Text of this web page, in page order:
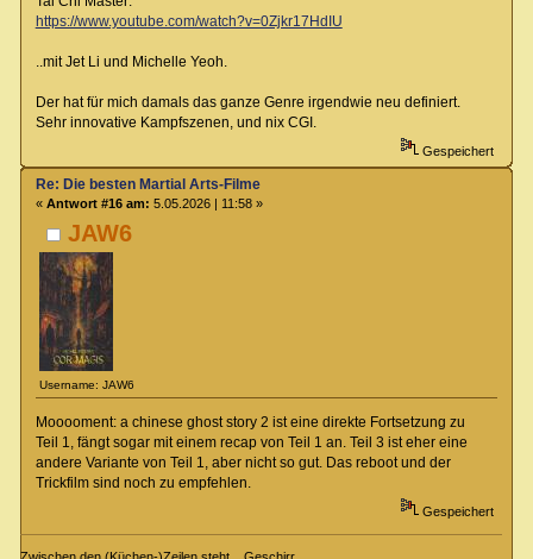
https://www.youtube.com/watch?v=0Zjkr17HdIU
..mit Jet Li und Michelle Yeoh.
Der hat für mich damals das ganze Genre irgendwie neu definiert.
Sehr innovative Kampfszenen, und nix CGI.
Gespeichert
JAW6
Username: JAW6
Re: Die besten Martial Arts-Filme
« Antwort #16 am: 5.05.2026 | 11:58 »
Mooooment: a chinese ghost story 2 ist eine direkte Fortsetzung zu
Teil 1, fängt sogar mit einem recap von Teil 1 an. Teil 3 ist eher eine
andere Variante von Teil 1, aber nicht so gut. Das reboot und der
Trickfilm sind noch zu empfehlen.
Gespeichert
Zwischen den (Küchen-)Zeilen steht... Geschirr.